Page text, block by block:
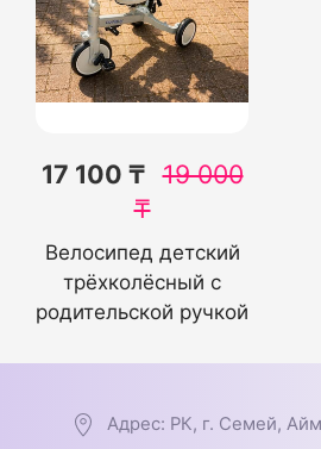
17 100 ₸ 19 000
₸
Велосипед детский
трёхколёсный с
родительской ручкой
Адрес: РК, г. Семей,